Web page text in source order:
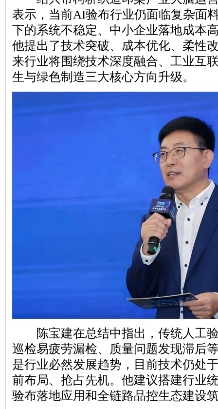
表示，当前AI验布行业仍面临复杂面
下的系统不稳定、中小企业落地成本
他提出了技术突破、成本优化、柔性
来行业将围绕技术深度融合、工业互
生与绿色制造三大核心方向升级。
陈宝建在总结中指出，传统人工验
巡检易疲劳漏检、质量问题发现滞后
是行业必然发展趋势，目前技术仍处
前布局、抢占先机。他建议搭建行业
验布落地应用和全链路品控生态建设